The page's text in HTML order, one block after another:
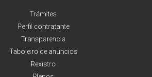
Trámites
Perfil contratante
Transparencia
Taboleiro de anuncios
Rexistro